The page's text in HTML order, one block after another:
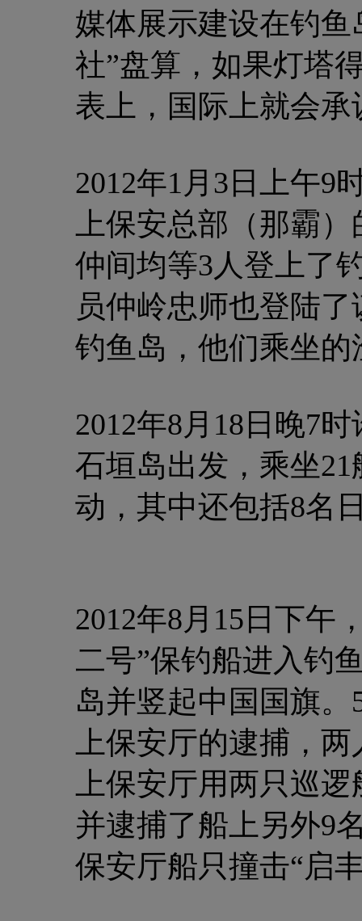
媒体展示建设在钓
社”盘算，如果灯塔
表上，国际上就会
2012年1月3日上午9
上保安总部（那霸
仲间均等3人登上了
员仲岭忠师也登陆
钓鱼岛，他们乘
2012年8月18日晚7
石垣岛出发，乘坐
动，其中还包括8名
2012年8月15日下午
二号”保钓船进入钓
岛并竖起中国国旗
上保安厅的逮捕，
上保安厅用两只巡
并逮捕了船上另外9
保安厅船只撞击“启